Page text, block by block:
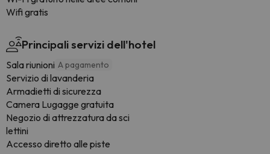
Wifi gratis
Principali servizi dell'hotel
Sala riunioni A pagamento
Servizio di lavanderia
Armadietti di sicurezza
Camera Lugagge gratuita
Negozio di attrezzatura da sci
lettini
Accesso diretto alle piste